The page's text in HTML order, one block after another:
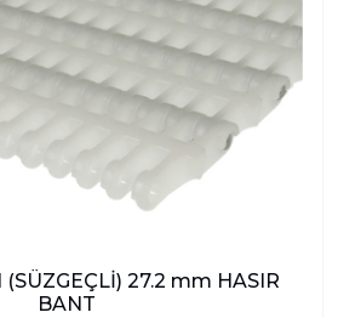
(SÜZGEÇLİ) 27.2 mm HASIR
BANT